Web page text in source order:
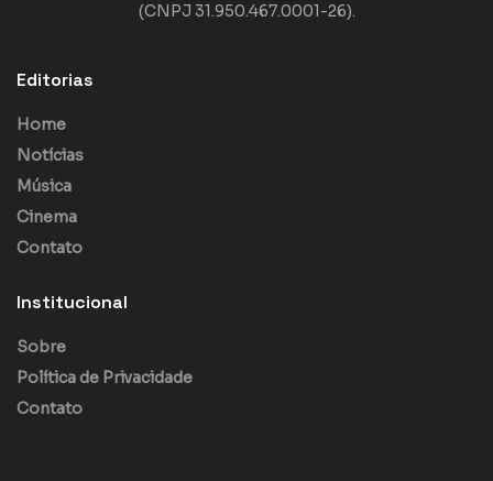
(CNPJ 31.950.467.0001-26).
Editorias
Home
Notícias
Música
Cinema
Contato
Institucional
Sobre
Política de Privacidade
Contato